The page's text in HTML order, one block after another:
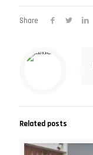
Share
Related posts